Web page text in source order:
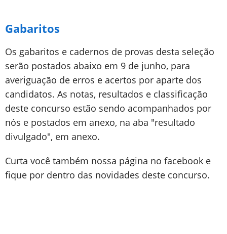
Gabaritos
Os gabaritos e cadernos de provas desta seleção
serão postados abaixo em 9 de junho, para
averiguação de erros e acertos por aparte dos
candidatos. As notas, resultados e classificação
deste concurso estão sendo acompanhados por
nós e postados em anexo, na aba "resultado
divulgado", em anexo.
Curta você também nossa página no facebook e
fique por dentro das novidades deste concurso.